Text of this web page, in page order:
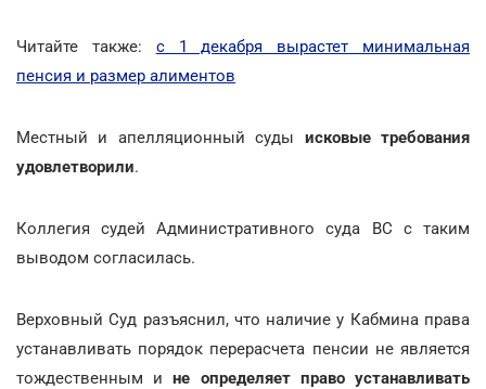
Читайте также: с 1 декабря вырастет минимальная
пенсия и размер алиментов
Местный и апелляционный суды исковые требования
удовлетворили.
Коллегия судей Административного суда ВС с таким
выводом согласилась.
Верховный Суд разъяснил, что наличие у Кабмина права
устанавливать порядок перерасчета пенсии не является
тождественным ине определяет право устанавливать